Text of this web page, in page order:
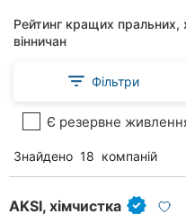
Рейтинг кращих пральних,
вінничан
Фільтри
Є резервне
Знайдено 18 компаній
AKSI, хімчистка